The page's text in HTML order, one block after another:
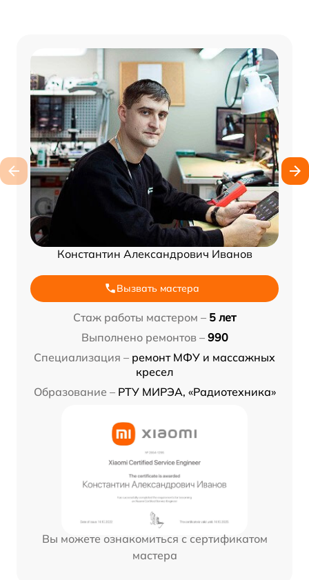
Константин Александрович Иванов
Вызвать мастера
Стаж работы мастером – 5 лет
Выполнено ремонтов – 990
Специализация – ремонт МФУ и массажных
кресел
Образование – РТУ МИРЭА, «Радиотехника»
Вы можете ознакомиться с сертификатом
мастера